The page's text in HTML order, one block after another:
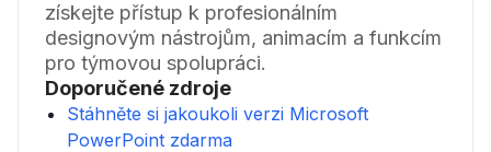
získejte přístup k profesionálním
designovým nástrojům, animacím a funkcím
pro týmovou spolupráci.
Doporučené zdroje
Stáhněte si jakoukoli verzi Microsoft
PowerPoint zdarma